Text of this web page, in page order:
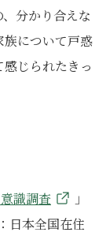
分かり合えな
について戸惑
じられたきっ
識調査
」
日本全国在住